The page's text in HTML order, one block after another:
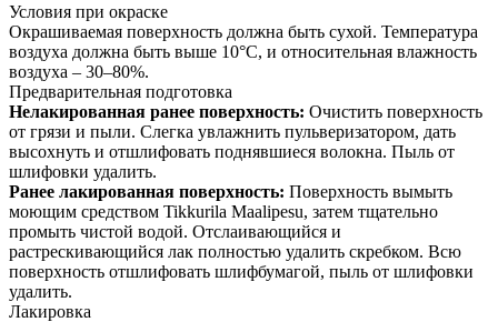
Условия при окраске
Окрашиваемая поверхность должна быть сухой. Температура
воздуха должна быть выше 10°С, и относительная влажность
воздуха – 30–80%.
Предварительная подготовка
Нелакированная ранее поверхность: Очистить поверхность
от грязи и пыли. Слегка увлажнить пульверизатором, дать
высохнуть и отшлифовать поднявшиеся волокна. Пыль от
шлифовки удалить.
Ранее лакированная поверхность: Поверхность вымыть
моющим средством Tikkurila Maalipesu, затем тщательно
промыть чистой водой. Отслаивающийся и
растрескивающийся лак полностью удалить скребком. Всю
поверхность отшлифовать шлифбумагой, пыль от шлифовки
удалить.
Лакировка